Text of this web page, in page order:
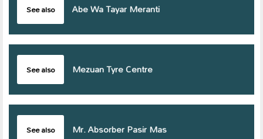
See also Abe Wa Tayar Meranti
See also Mezuan Tyre Centre
See also Mr. Absorber Pasir Mas